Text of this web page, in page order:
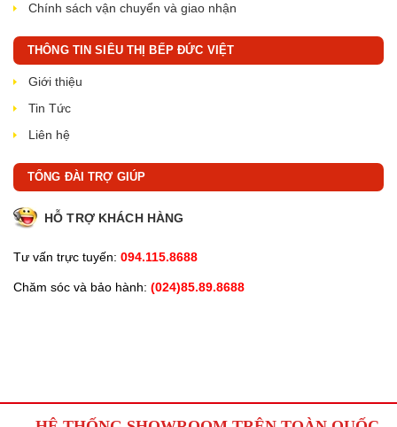
Chính sách vận chuyển và giao nhận
THÔNG TIN SIÊU THỊ BẾP ĐỨC VIỆT
Giới thiệu
Tin Tức
Liên hệ
TỔNG ĐÀI TRỢ GIÚP
HỖ TRỢ KHÁCH HÀNG
Tư vấn trực tuyến: 094.115.8688
Chăm sóc và bảo hành: (024)85.89.8688